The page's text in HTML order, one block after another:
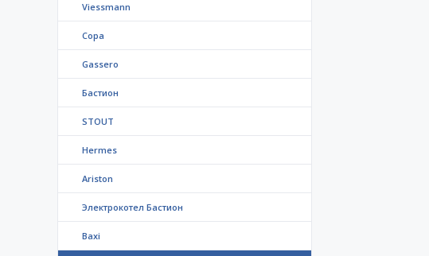
Viessmann
Copa
Gassero
Бастион
STOUT
Hermes
Ariston
Электрокотел Бастион
Baxi